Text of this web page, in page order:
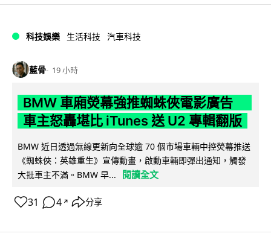
科技娛樂 生活科技 汽車科技
藍骨 19 小時
BMW 車廂熒幕強推蜘蛛俠電影廣告
車主怒轟堪比 iTunes 送 U2 專輯翻版
BMW 近日透過無線更新向全球逾 70 個市場車輛中控熒幕推送
《蜘蛛俠：英雄重生》宣傳動畫，啟動車輛即彈出通知，觸發
大批車主不滿。BMW 早...
閱讀全文
31 4 ↗ 分享